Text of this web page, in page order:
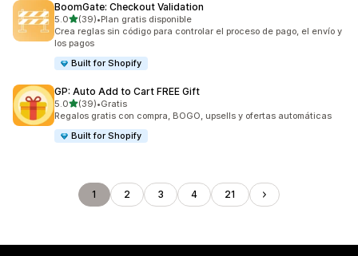
BoomGate: Checkout Validation
5.0de 5 estrellas
(39)
39 reseñas en total
•Plan gratis disponible
Crea reglas sin código para controlar el proceso de pago, el envío y
los pagos
Built for Shopify
GP: Auto Add to Cart FREE Gift
5.0de 5 estrellas
(39)
39 reseñas en total
•Gratis
Regalos gratis con compra, BOGO, upsells y ofertas automáticas
Built for Shopify
1 2 3 4 21